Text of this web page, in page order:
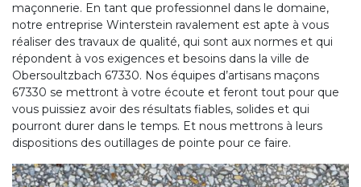
maçonnerie. En tant que professionnel dans le domaine,
notre entreprise Winterstein ravalement est apte à vous
réaliser des travaux de qualité, qui sont aux normes et qui
répondent à vos exigences et besoins dans la ville de
Obersoultzbach 67330. Nos équipes d’artisans maçons
67330 se mettront à votre écoute et feront tout pour que
vous puissiez avoir des résultats fiables, solides et qui
pourront durer dans le temps. Et nous mettrons à leurs
dispositions des outillages de pointe pour ce faire.